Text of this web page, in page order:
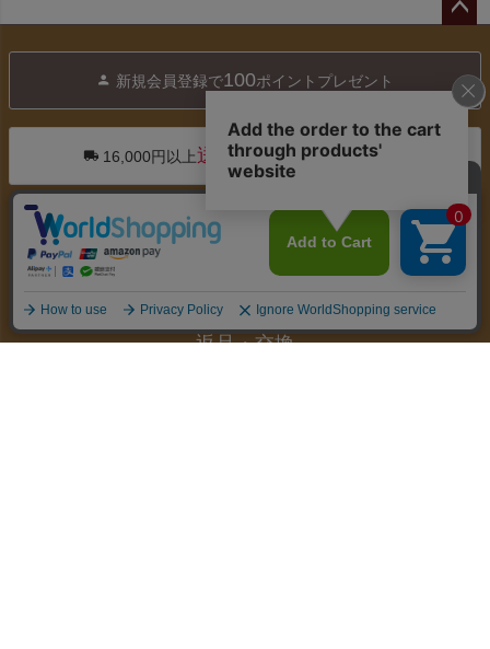
ップ
へ
新規会員登録で100ポイントプレゼント
16,000円以上送料無料※1配送住所あたり
お支払い
返品・交換